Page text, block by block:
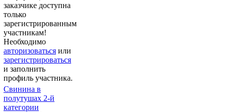
заказчике доступна
только
зарегистрированным
участникам!
Необходимо
авторизоваться или
зарегистрироваться
и заполнить
профиль участника.
Свинина в
полутушах 2-й
категории